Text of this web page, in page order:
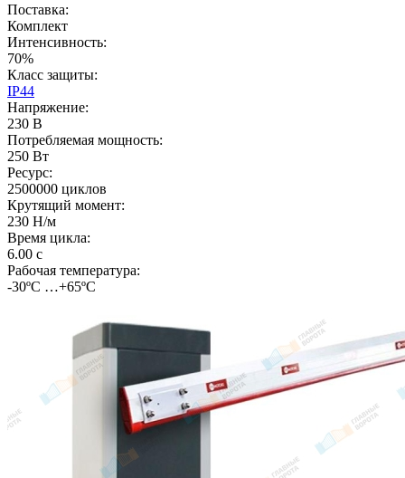
Поставка:
Комплект
Интенсивность:
70%
Класс защиты:
IP44
Напряжение:
230 В
Потребляемая мощность:
250 Вт
Ресурс:
2500000 циклов
Крутящий момент:
230 Н/м
Время цикла:
6.00 с
Рабочая температура:
-30ºС …+65ºС